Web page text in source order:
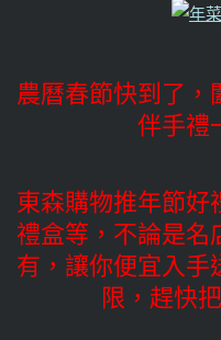
農曆春節快到了，
伴手禮
東森購物推年節好
禮盒等，不論是名
有，讓你便宜入手
限，趕快